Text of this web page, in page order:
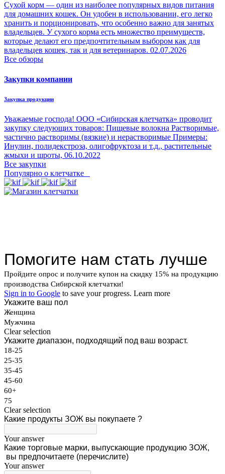
Сухой корм — один из наиболее популярных видов питания
для домашних кошек. Он удобен в использовании, его легко
хранить и порционировать, что особенно важно для занятых
владельцев. У сухого корма есть множество преимуществ,
которые делают его предпочтительным выбором как для
владельцев кошек, так и для ветеринаров. 02.07.2026
Все обзоры
Закупки компании
Закупка продукции
Уважаемые господа! ООО «Сибирская клетчатка» проводит
закупку следующих товаров: Пищевые волокна Растворимые,
частично растворимы (вязкие) и нерастворимые Примеры:
Инулин, полидекстроза, олигофруктоза и т.д., растительные
жмыхи и шроты, 06.10.2022
Все закупки
Популярно о клетчатке